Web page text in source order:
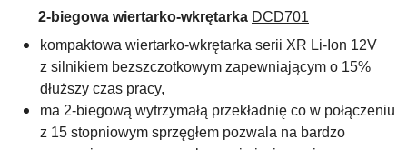
2-biegowa wiertarko-wkrętarka DCD701
kompaktowa wiertarko-wkrętarka serii XR Li-Ion 12V
z silnikiem bezszczotkowym zapewniającym o 15%
dłuższy czas pracy,
ma 2-biegową wytrzymałą przekładnię co w połączeniu
z 15 stopniowym sprzęgłem pozwala na bardzo